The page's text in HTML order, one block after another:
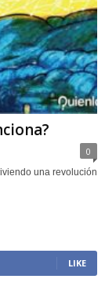
0
una revolución
LIKE